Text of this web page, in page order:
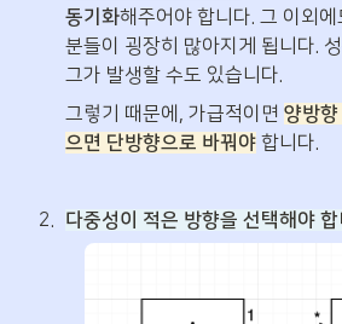
동기화해주어야 합니다. 그 이외
분들이 굉장히 많아지게 됩니다.
그가 발생할 수도 있습니다.
그렇기 때문에, 가급적이면 양방
으면 단방향으로 바꿔야 합니다.
2 다중성이 적은 방향을 선택해야 합